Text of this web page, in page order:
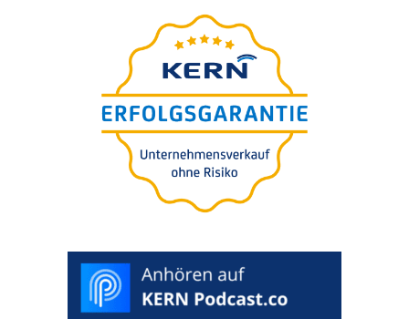
Exklu­zív szakértői tudás a
UNTERNEHMERmagazintól
Ingyenes White­pa­per: 8
lépés vállal­ko­zá­sa
biztonsá­gá­nak
megteremtéséhez
WHITEPAPER LETÖLTÉSE